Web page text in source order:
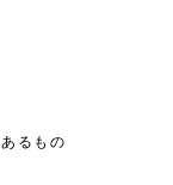
るもの